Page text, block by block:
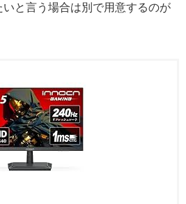
と言う場合は別で用意するのが